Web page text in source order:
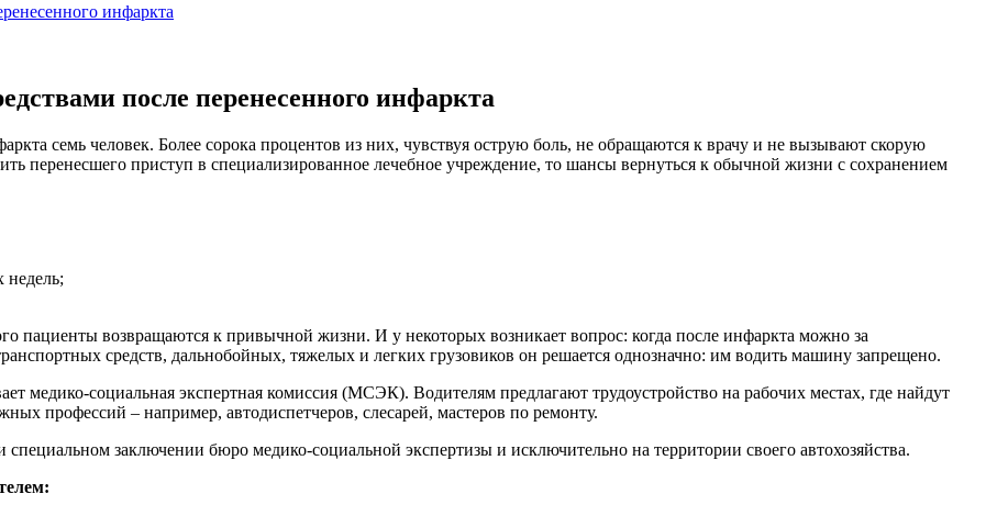
инфаркта
после перенесенного инфаркта
семь человек. Более сорока процентов из них, чувствуя острую боль, не обращаются к врачу и не вызывают скорую
перенесшего приступ в специализированное лечебное учреждение, то шансы вернуться к обычной жизни с сохранением
недель;
пациенты возвращаются к привычной жизни. И у некоторых возникает вопрос: когда после инфаркта можно за
средств, дальнобойных, тяжелых и легких грузовиков он решается однозначно: им водить машину запрещено.
медико-социальная экспертная комиссия (МСЭК). Водителям предлагают трудоустройство на рабочих местах, где найдут
профессий – например, автодиспетчеров, слесарей, мастеров по ремонту.
заключении бюро медико-социальной экспертизы и исключительно на территории своего автохозяйства.